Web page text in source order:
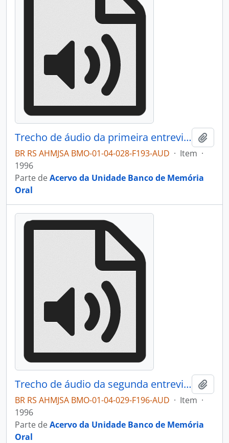
Trecho de áudio da primeira entrevista com Guilhermina Andreazza Postali
BR RS AHMJSA BMO-01-04-028-F193-AUD · Item ·
1996
Parte deAcervo da Unidade Banco de Memória
Oral
Trecho de áudio da segunda entrevista com Guilhermina Andreazza Postali
BR RS AHMJSA BMO-01-04-029-F196-AUD · Item ·
1996
Parte deAcervo da Unidade Banco de Memória
Oral